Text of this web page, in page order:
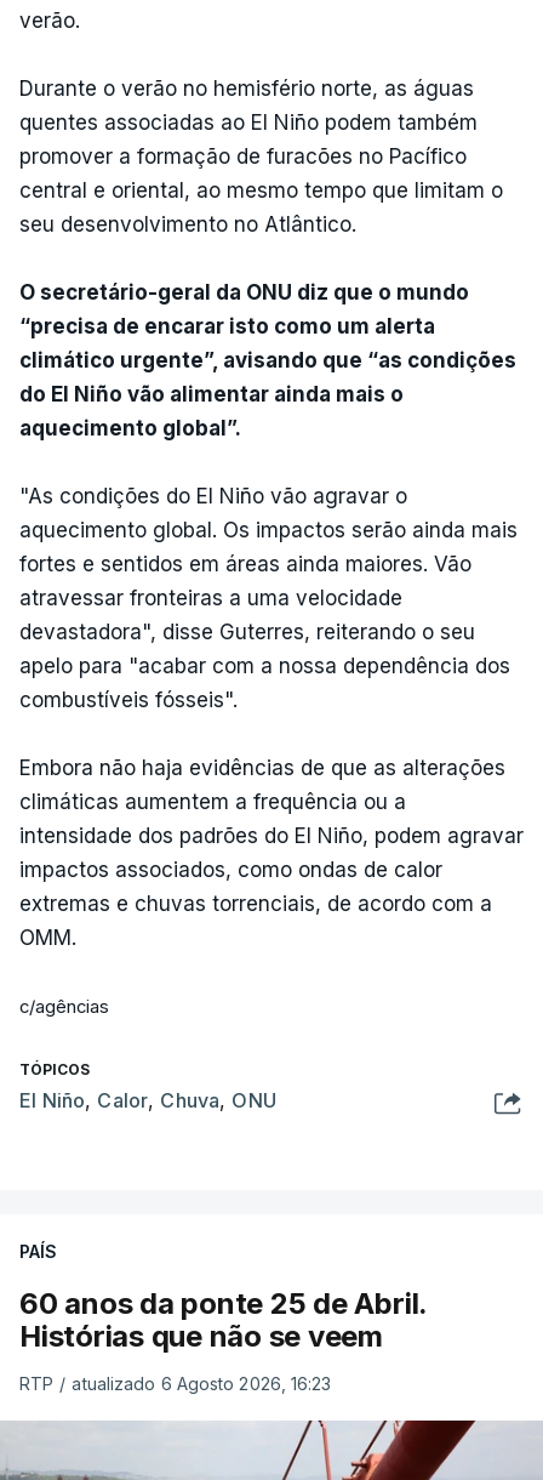
verão.
Durante o verão no hemisfério norte, as águas
quentes associadas ao El Niño podem também
promover a formação de furacões no Pacífico
central e oriental, ao mesmo tempo que limitam o
seu desenvolvimento no Atlântico.
O secretário-geral da ONU diz que o mundo
“precisa de encarar isto como um alerta
climático urgente”, avisando que “as condições
do El Niño vão alimentar ainda mais o
aquecimento global”.
"As condições do El Niño vão agravar o
aquecimento global. Os impactos serão ainda mais
fortes e sentidos em áreas ainda maiores. Vão
atravessar fronteiras a uma velocidade
devastadora", disse Guterres, reiterando o seu
apelo para "acabar com a nossa dependência dos
combustíveis fósseis".
Embora não haja evidências de que as alterações
climáticas aumentem a frequência ou a
intensidade dos padrões do El Niño, podem agravar
impactos associados, como ondas de calor
extremas e chuvas torrenciais, de acordo com a
OMM.
c/agências
TÓPICOS
El Niño, Calor, Chuva, ONU
PAÍS
60 anos da ponte 25 de Abril.
Histórias que não se veem
RTP / atualizado 6 Agosto 2026, 16:23